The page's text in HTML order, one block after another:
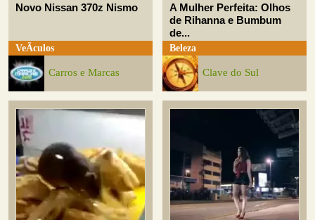
Novo Nissan 370z Nismo
VeÃ­culos
Carros e Marcas
A Mulher Perfeita: Olhos
de Rihanna e Bumbum
de...
Beleza
Clave do Sul